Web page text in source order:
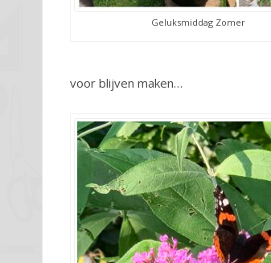
Geluksmiddag Zomer
voor blijven maken…